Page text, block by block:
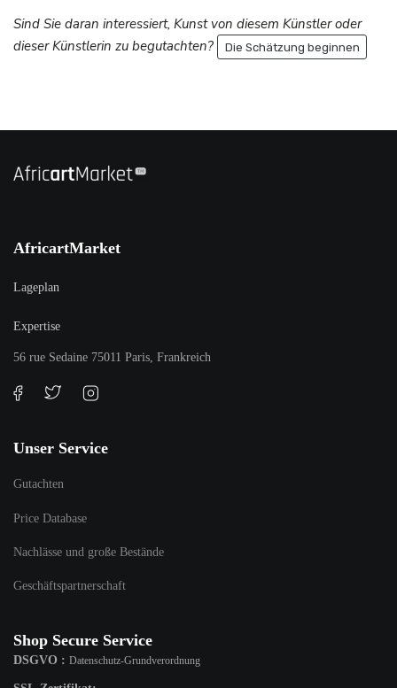
Sind Sie daran interessiert, Kunst von diesem Künstler oder
dieser Künstlerin zu begutachten?
Die Schätzung beginnen
AfricartMarket
Lageplan
Expertise
56 rue Sedaine 75011 Paris, Frankreich
Unser Service
Gutachten
Price Database
Nachlässe und große Bestände
Geschäftspartnerschaft
Shop Secure Service
DSGVO : Datenschutz-Grundverordnung